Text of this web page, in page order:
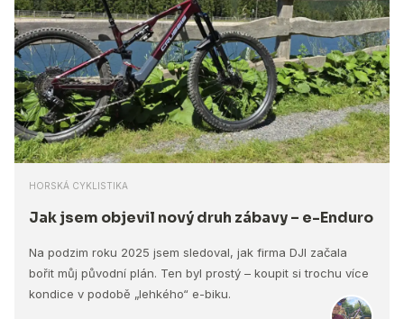
HORSKÁ CYKLISTIKA
Jak jsem objevil nový druh zábavy – e-Enduro
Na podzim roku 2025 jsem sledoval, jak firma DJI začala
bořit můj původní plán. Ten byl prostý – koupit si trochu více
kondice v podobě „lehkého“ e-biku.